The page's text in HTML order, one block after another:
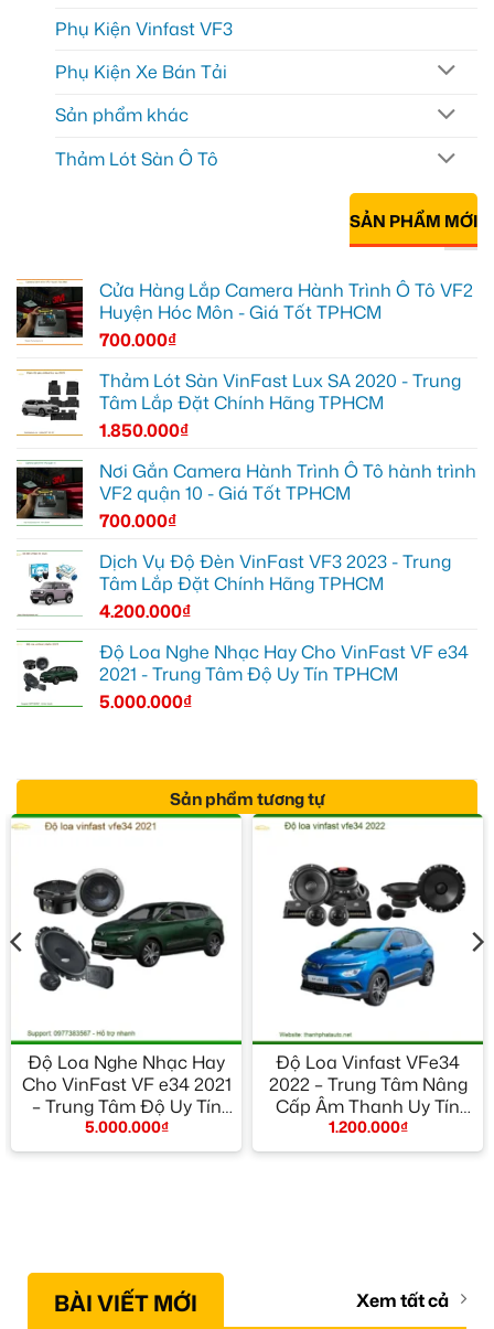
Phụ Kiện Vinfast VF3
Phụ Kiện Xe Bán Tải
Sản phẩm khác
Thảm Lót Sàn Ô Tô
SẢN PHẨM MỚI
Cửa Hàng Lắp Camera Hành Trình Ô Tô VF2
Huyện Hóc Môn - Giá Tốt TPHCM
700.000₫
Thảm Lót Sàn VinFast Lux SA 2020 - Trung
Tâm Lắp Đặt Chính Hãng TPHCM
1.850.000₫
Nơi Gắn Camera Hành Trình Ô Tô hành trình
VF2 quận 10 - Giá Tốt TPHCM
700.000₫
Dịch Vụ Độ Đèn VinFast VF3 2023 - Trung
Tâm Lắp Đặt Chính Hãng TPHCM
4.200.000₫
Độ Loa Nghe Nhạc Hay Cho VinFast VF e34
2021 - Trung Tâm Độ Uy Tín TPHCM
5.000.000₫
Sản phẩm tương tự
Độ Loa Nghe Nhạc Hay
Cho VinFast VF e34 2021
– Trung Tâm Độ Uy Tín
TPHCM
5.000.000₫
Độ Loa Vinfast VFe34
2022 – Trung Tâm Nâng
Cấp Âm Thanh Uy Tín
TPHCM
1.200.000₫
BÀI VIẾT MỚI Xem tất cả